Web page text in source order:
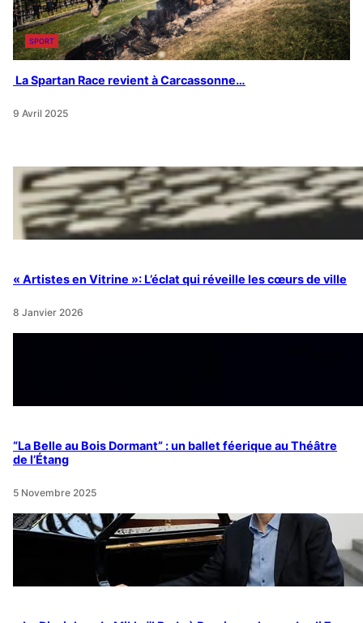
SPORT
La Spartan Race revient à Carcassonne…
9 Avril 2025
« Artistes en Vitrine »: L’éclat qui réveille les cœurs de ville
8 Janvier 2026
“La Belle au Bois Dormant” : un ballet féerique au Théâtre
de l’Étang
5 Novembre 2025